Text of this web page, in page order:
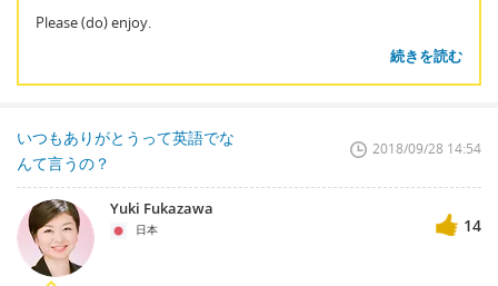
Please (do) enjoy.
続きを読む
いつもありがとうって英語でな
んて言うの？
2018/09/28 14:54
Yuki Fukazawa
日本 14